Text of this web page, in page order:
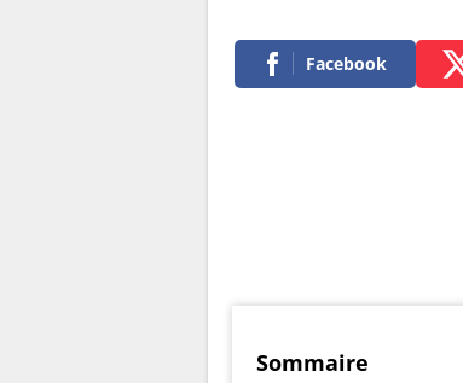
Facebook
Sommaire